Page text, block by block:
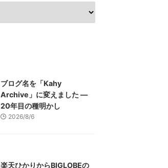
ブログ名を「Kahy
Archive」に変えました ―
20年目の種明かし
2026/8/6
楽天ひかりからBIGLOBEの